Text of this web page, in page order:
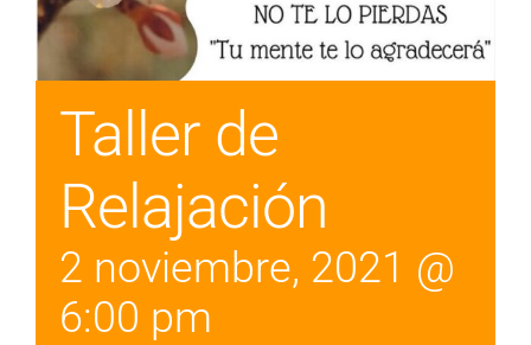
Taller de
Relajación
2 noviembre, 2021 @
6:00 pm